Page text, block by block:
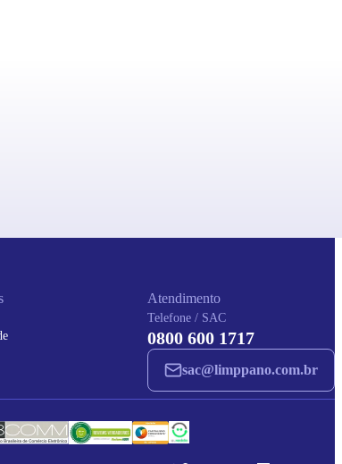
Atendimento
Telefone / SAC
0800 600 1717
sac@limppano.com.br